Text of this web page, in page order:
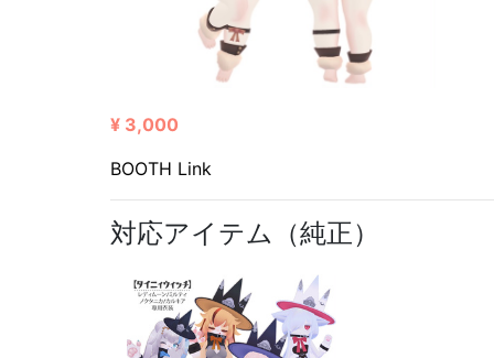
¥ 3,000
BOOTH Link
対応アイテム（純正）